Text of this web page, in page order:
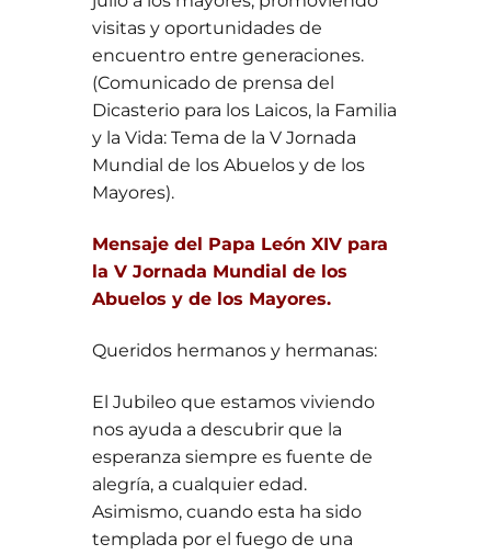
visitas y oportunidades de
encuentro entre generaciones.
(Comunicado de prensa del
Dicasterio para los Laicos, la Familia
y la Vida: Tema de la V Jornada
Mundial de los Abuelos y de los
Mayores).
Mensaje del Papa León XIV para
la V Jornada Mundial de los
Abuelos y de los Mayores.
Queridos hermanos y hermanas:
El Jubileo que estamos viviendo
nos ayuda a descubrir que la
esperanza siempre es fuente de
alegría, a cualquier edad.
Asimismo, cuando esta ha sido
templada por el fuego de una